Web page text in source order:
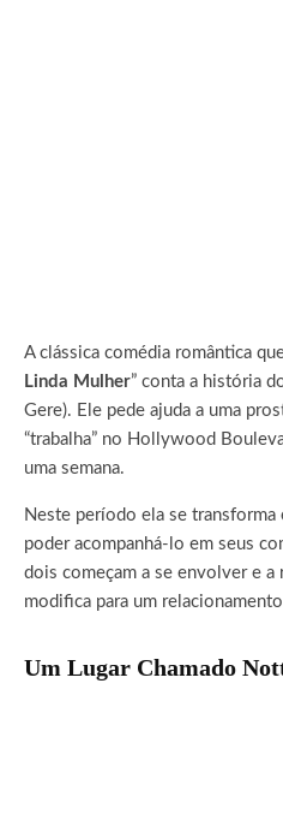
A clássica comédia romântica
Linda Mulher” conta a história
Gere). Ele pede ajuda a uma
“trabalha” no Hollywood
uma semana.
Neste período ela se transforma
poder acompanhá-lo em seus
dois começam a se envolver e a
modifica para um
Um Lugar Chamado